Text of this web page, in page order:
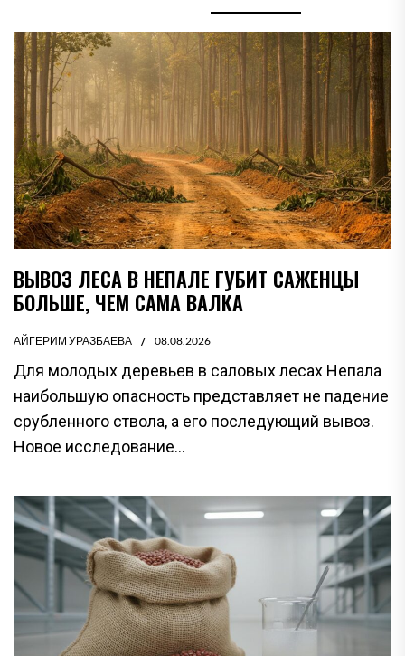
ВЫВОЗ ЛЕСА В НЕПАЛЕ ГУБИТ САЖЕНЦЫ
БОЛЬШЕ, ЧЕМ САМА ВАЛКА
АЙГЕРИМ УРАЗБАЕВА 08.08.2026
Для молодых деревьев в саловых лесах Непала
наибольшую опасность представляет не падение
срубленного ствола, а его последующий вывоз.
Новое исследование...